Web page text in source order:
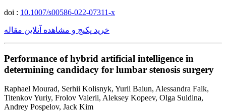
doi : 10.1007/s00586-022-07311-x
خرید پکیج و مشاهده آنلاین مقاله
Performance of hybrid artificial intelligence in
determining candidacy for lumbar stenosis surgery
Raphael Mourad, Serhii Kolisnyk, Yurii Baiun, Alessandra Falk,
Titenkov Yuriy, Frolov Valerii, Aleksey Kopeev, Olga Suldina,
Andrey Pospelov, Jack Kim